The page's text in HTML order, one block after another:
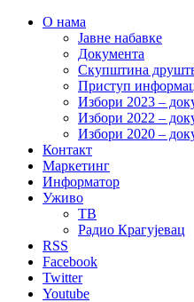
О нама
Јавне набавке
Документа
Скупштина
Приступ
Избори 2023 –
Избори 2022 –
Избори 2020 –
Контакт
Маркетинг
Информатор
Уживо
ТВ
Радио Крагујевац
RSS
Facebook
Twitter
Youtube